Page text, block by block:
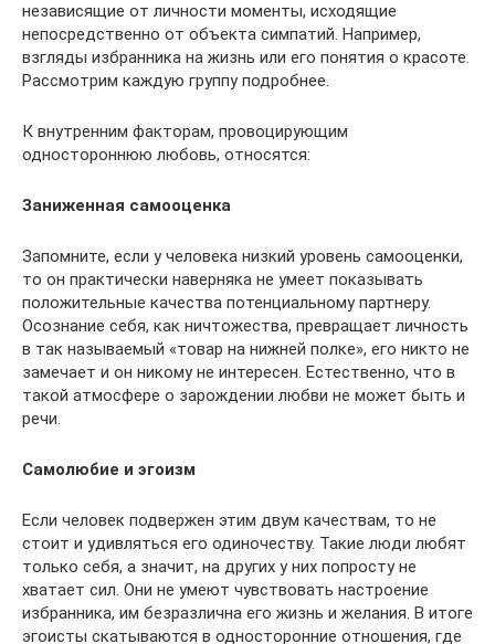
независящие от личности моменты, исходящие
непосредственно от объекта симпатий. Например,
взгляды избранника на жизнь или его понятия о красоте.
Рассмотрим каждую группу подробнее.
К внутренним факторам, провоцирующим
одностороннюю любовь, относятся:
Заниженная самооценка
Запомните, если у человека низкий уровень самооценки,
то он практически наверняка не умеет показывать
положительные качества потенциальному партнеру.
Осознание себя, как ничтожества, превращает личность
в так называемый «товар на нижней полке», его никто не
замечает и он никому не интересен. Естественно, что в
такой атмосфере о зарождении любви не может быть и
речи.
Самолюбие и эгоизм
Если человек подвержен этим двум качествам, то не
стоит и удивляться его одиночеству. Такие люди любят
только себя, а значит, на других у них попросту не
хватает сил. Они не умеют чувствовать настроение
избранника, им безразлична его жизнь и желания. В итоге
эгоисты скатываются в односторонние отношения, где